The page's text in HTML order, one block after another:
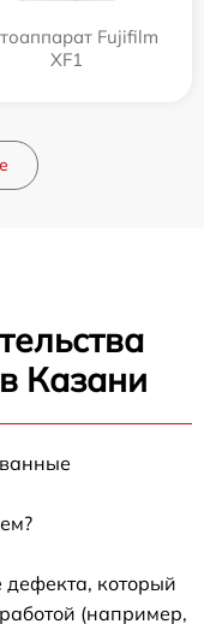
Fujifilm
XF1
Казани
который
(например,